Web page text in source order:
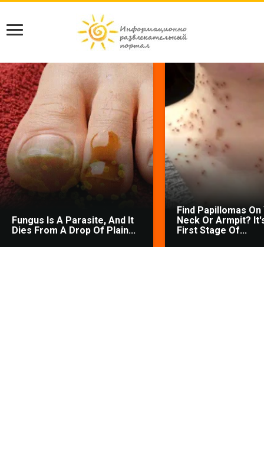
Fungus Is A Parasite, And It
Dies From A Drop Of Plain...
Find Papillomas On
Neck Or Armpit?
First Stage Of...